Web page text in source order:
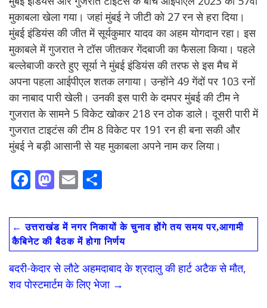
मुकाबला खेला गया। जहां मुंबई ने जीटी को 27 रन से हरा दिया।
मुंबई इंडियंस की जीत में सूर्यकुमार यादव का अहम योगदान रहा। इस
मुकाबले में गुजरात ने टॉस जीतकर गेंदबाजी का फैसला किया। पहले
बल्लेबाजी करते हुए सूर्या ने मुंबई इंडियंस की तरफ से इस मैच में
अपना पहला आईपीएल शतक लगाया। उन्होंने 49 गेंदों पर 103 रनों
का नाबाद पारी खेली। उनकी इस पारी के दमपर मुंबई की टीम ने
गुजरात के सामने 5 विकेट खोकर 218 रन ठोक डाले। दूसरी पारी में
गुजरात टाइटंस की टीम 8 विकेट पर 191 रन ही बना सकी और
मुंबई ने बड़ी आसानी से यह मुकाबला अपने नाम कर लिया।
F
e
b
o
o
k
M
to
d
o
n
E
ai
l
ar
e
← उत्तराखंड में नगर निकायों के चुनाव होंगे तय समय पर,आगामी
कैबिनेट की बैठक में होगा निर्णय
बदरी-केदार से लौटे अहमदाबाद के श्रदालु की हार्ट अटैक से मौत,
शव पोस्टमार्टम के लिए भेजा →